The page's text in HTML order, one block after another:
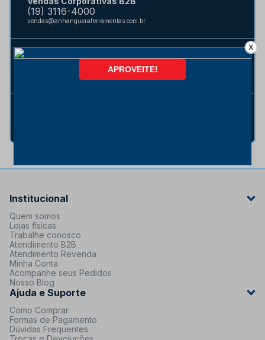
(19) 3116-4000
vendas@anhangueraferramentas.com.br
Atendimento Site
atendimento@anhangueraferramentas.com.br
Institucional
Quem somos
Lojas físicas
Trabalhe conosco
Atendimento B2B
Atendimento Revenda
Minha Conta
Acompanhe seus Pedidos
Nosso Blog
Ajuda e Suporte
Como Comprar
Formas de Pagamento
Dúvidas Frequentes
X